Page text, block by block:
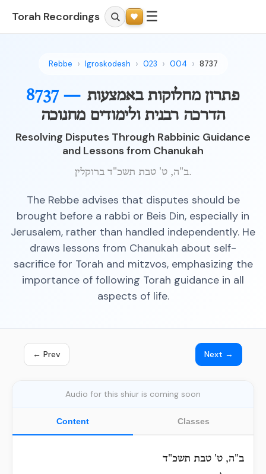
Torah Recordings ☰
Rebbe Igroskodesh 023 004 8737
8737 — פתרון מחלוקות באמצעות
הדרכה רבנית ולימודים מחנוכה
Resolving Disputes Through Rabbinic Guidance
and Lessons from Chanukah
ב"ה, ט' טבת תשכ"ד ברוקלין.
The Rebbe advises that disputes should be
brought before a rabbi or Beis Din, especially in
Jerusalem, rather than handled independently. He
draws lessons from Chanukah about self-
sacrifice for Torah and mitzvos, emphasizing the
importance of following Torah guidance in all
aspects of life.
← Prev Next →
Audio for this shiur is coming soon
Content Classes
ב"ה, ט' טבת תשכ"ד